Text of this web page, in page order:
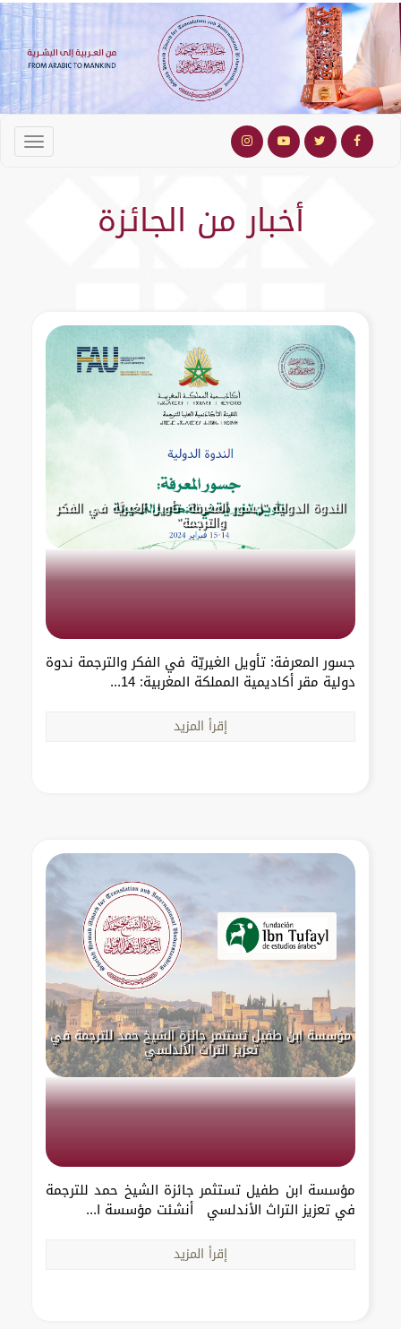
أخبار من الجائزة
الندوة الدولية "جسور المعرفة: تأويل الغيريَّة في الفكر
والترجمة"
جسور المعرفة: تأويل الغيريّة في الفكر والترجمة ندوة
دولية مقر أكاديمية المملكة المغربية: 14...
إقرأ المزيد
مؤسسة ابن طفيل تستثمر جائزة الشيخ حمد للترجمة في
تعزيز التراث الأندلسي
مؤسسة ابن طفيل تستثمر جائزة الشيخ حمد للترجمة
في تعزيز التراث الأندلسي أنشئت مؤسسة ا...
إقرأ المزيد